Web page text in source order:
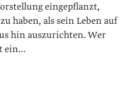
eingepflanzt,
haben, als sein Leben auf
hin auszurichten. Wer
ein...